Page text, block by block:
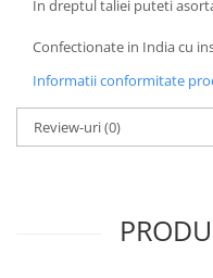
In dreptul taliei puteti
Confectionate in India cu
Informatii conformitate
Review-uri(0)